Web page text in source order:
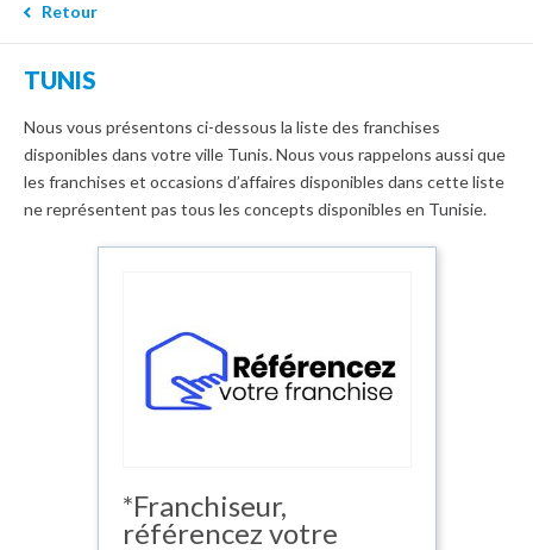
Retour
TUNIS
Nous vous présentons ci-dessous la liste des franchises
disponibles dans votre ville Tunis. Nous vous rappelons aussi que
les franchises et occasions d’affaires disponibles dans cette liste
ne représentent pas tous les concepts disponibles en Tunisie.
*Franchiseur,
référencez votre